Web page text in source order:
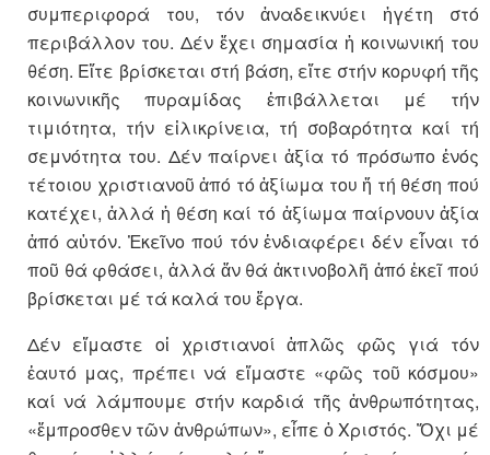
συμπεριφορά του, τόν ἀναδεικνύει ἡγέτη στό
περιβάλλον του. Δέν ἔχει σημασία ἡ κοινωνική του
θέση. Εἴτε βρίσκεται στή βάση, εἴτε στήν κορυφή τῆς
κοινωνικῆς πυραμίδας ἐπιβάλλεται μέ τήν
τιμιότητα, τήν εἰλικρίνεια, τή σοβαρότητα καί τή
σεμνότητα του. Δέν παίρνει ἀξία τό πρόσωπο ἑνός
τέτοιου χριστιανοῦ ἀπό τό ἀξίωμα του ἤ τή θέση πού
κατέχει, ἀλλά ἡ θέση καί τό ἀξίωμα παίρνουν ἀξία
ἀπό αὐτόν. Ἐκεῖνο πού τόν ἐνδιαφέρει δέν εἶναι τό
ποῦ θά φθάσει, ἀλλά ἄν θά ἀκτινοβολῆ ἀπό ἐκεῖ πού
βρίσκεται μέ τά καλά του ἔργα.
Δέν εἴμαστε οἱ χριστιανοί ἁπλῶς φῶς γιά τόν
ἑαυτό μας, πρέπει νά εἴμαστε «φῶς τοῦ κόσμου»
καί νά λάμπουμε στήν καρδιά τῆς ἀνθρωπότητας,
«ἔμπροσθεν τῶν ἀνθρώπων», εἶπε ὁ Χριστός. Ὄχι μέ